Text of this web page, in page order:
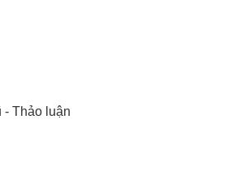
- Thảo luận